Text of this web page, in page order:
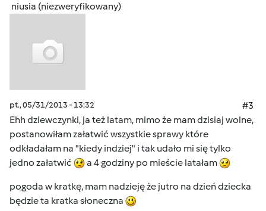
niusia (niezweryfikowany)
pt., 05/31/2013 - 13:32
#3
Ehh dziewczynki, ja też latam, mimo że mam dzisiaj wolne,
postanowiłam załatwić wszystkie sprawy które
odkładałam na "kiedy indziej" i tak udało mi się tylko
jedno załatwić
a 4 godziny po mieście latałam
pogoda w kratkę, mam nadzieję że jutro na dzień dziecka
będzie ta kratka słoneczna